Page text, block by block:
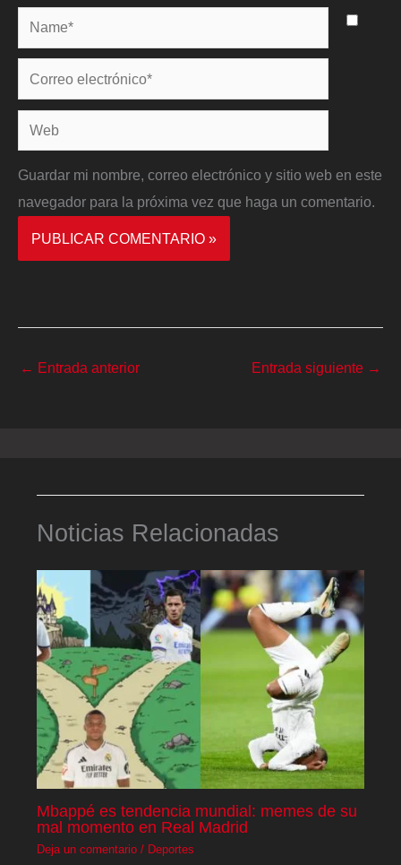
Name*
Correo
electrónico*
Web
Guardar mi nombre, correo electrónico y sitio web en este
navegador para la próxima vez que haga un comentario.
← Entrada anterior Entrada siguiente →
Noticias Relacionadas
Mbappé es tendencia mundial: memes de su
mal momento en Real Madrid
Deja un comentario / Deportes